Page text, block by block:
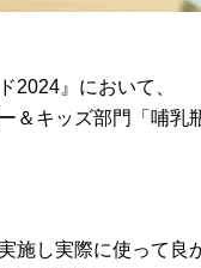
2024』において、
＆キッズ部門「哺乳
施し実際に使って良